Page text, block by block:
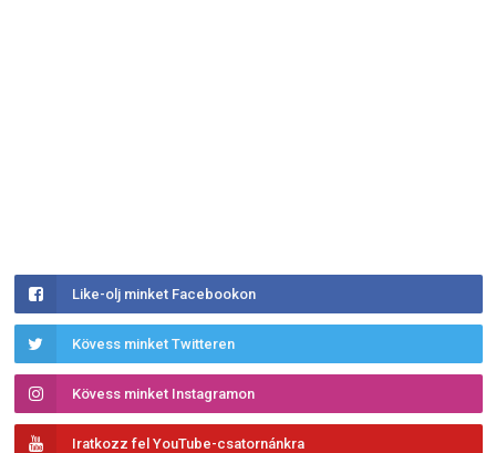
Like-olj minket Facebookon
Kövess minket Twitteren
Kövess minket Instagramon
Iratkozz fel YouTube-csatornánkra